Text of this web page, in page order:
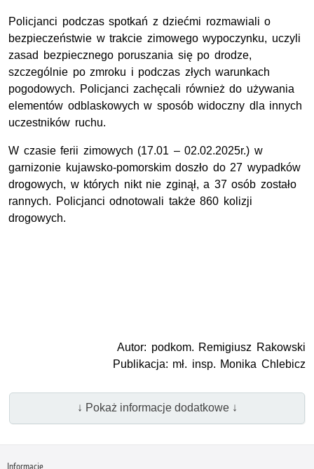
Policjanci podczas spotkań z dziećmi rozmawiali o
bezpieczeństwie w trakcie zimowego wypoczynku, uczyli
zasad bezpiecznego poruszania się po drodze,
szczególnie po zmroku i podczas złych warunkach
pogodowych. Policjanci zachęcali również do używania
elementów odblaskowych w sposób widoczny dla innych
uczestników ruchu.
W czasie ferii zimowych (17.01 – 02.02.2025r.) w
garnizonie kujawsko-pomorskim doszło do 27 wypadków
drogowych, w których nikt nie zginął, a 37 osób zostało
rannych. Policjanci odnotowali także 860 kolizji
drogowych.
Autor: podkom. Remigiusz Rakowski
Publikacja: mł. insp. Monika Chlebicz
↓ Pokaż informacje dodatkowe ↓
Informacje